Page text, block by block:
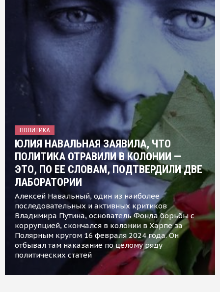
ПОЛИТИКА
ЮЛИЯ НАВАЛЬНАЯ ЗАЯВИЛА, ЧТО
ПОЛИТИКА ОТРАВИЛИ В КОЛОНИИ —
ЭТО, ПО ЕЕ СЛОВАМ, ПОДТВЕРДИЛИ ДВЕ
ЛАБОРАТОРИИ
Алексей Навальный, один из наиболее
последовательных и активных критиков
Владимира Путина, основатель Фонда борьбы с
коррупцией, скончался в колонии в Харпе за
Полярным кругом 16 февраля 2024 года. Он
отбывал там наказание по целому ряду
политических статей